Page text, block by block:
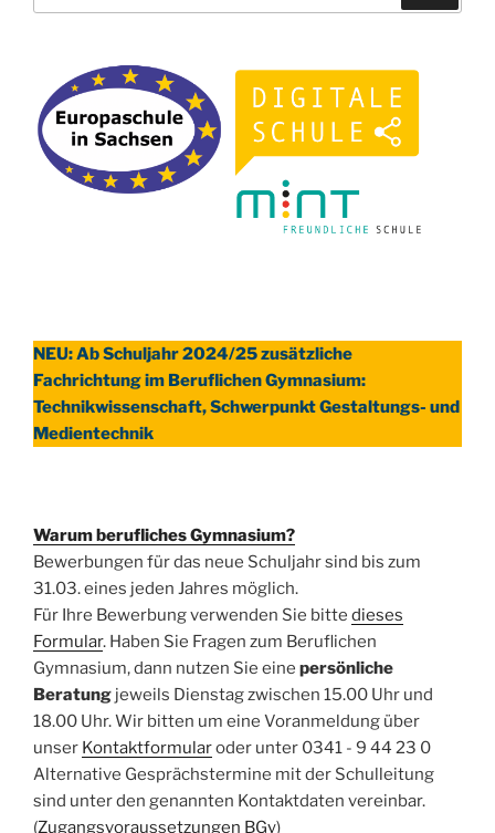
NEU: Ab Schuljahr 2024/25 zusätzliche
Fachrichtung im Beruflichen Gymnasium:
Technikwissenschaft, Schwerpunkt Gestaltungs- und
Medientechnik
Warum berufliches Gymnasium?
Bewerbungen für das neue Schuljahr sind bis zum
31.03. eines jeden Jahres möglich.
Für Ihre Bewerbung verwenden Sie bitte dieses
Formular. Haben Sie Fragen zum Beruflichen
Gymnasium, dann nutzen Sie eine persönliche
Beratung jeweils Dienstag zwischen 15.00 Uhr und
18.00 Uhr. Wir bitten um eine Voranmeldung über
unser Kontaktformularoder unter 0341 - 9 44 23 0
Alternative Gesprächstermine mit der Schulleitung
sind unter den genannten Kontaktdaten vereinbar.
(Zugangsvoraussetzungen BGy)